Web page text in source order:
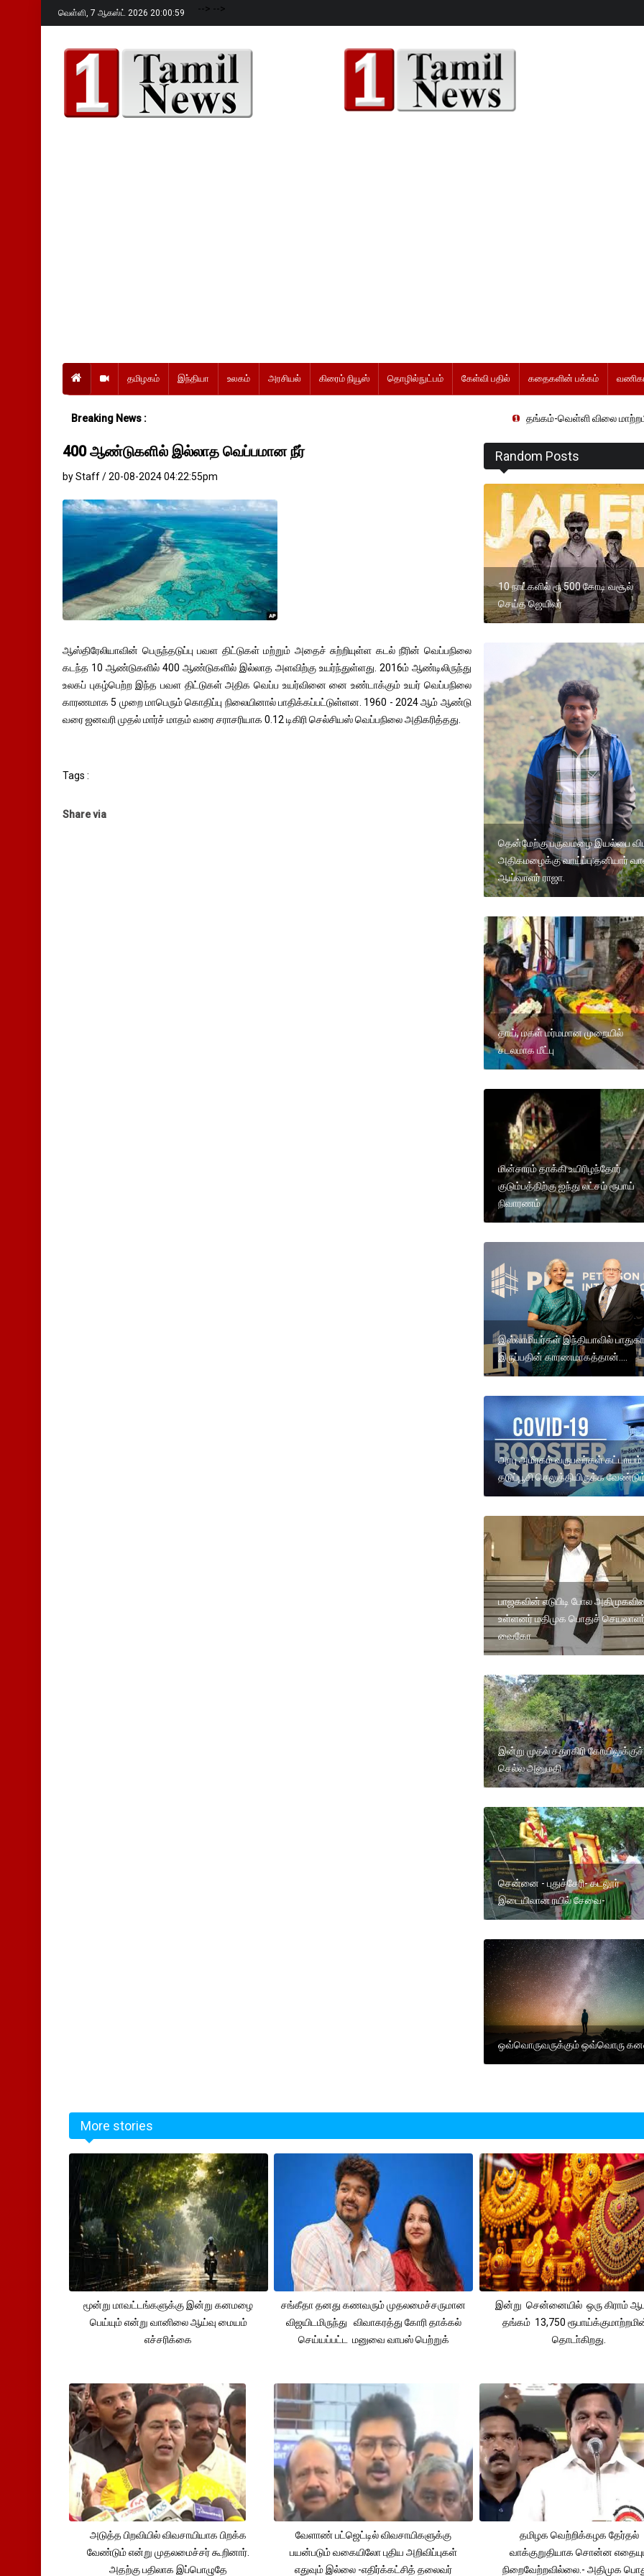
வெள்ளி, 7 ஆகஸ்ட் 2026 20:01:00 --> -->
தமிழகம் இந்தியா உலகம் அரசியல் கிரைம் நியூஸ் தொழில்நுட்பம் கேள்வி பதில் கதைகளின் பக்கம்
Breaking News : தங்கம்-வெள்ளி விலை
400 ஆண்டுகளில் இல்லாத வெப்பமான நீர்
by Staff / 20-08-2024 04:22:55pm
ஆஸ்திரேலியாவின் பெருந்தடுப்பு பவள திட்டுகள் மற்றும் அதைச் சுற்றியுள்ள கடல் நீரின் வெப்பநிலை
கடந்த 10 ஆண்டுகளில் 400 ஆண்டுகளில் இல்லாத அளவிற்கு உயர்ந்துள்ளது. 2016ம் ஆண்டிலிருந்து
உலகப் புகழ்பெற்ற இந்த பவள திட்டுகள் அதிக வெப்ப உயர்வினை னை உண்டாக்கும் உயர் வெப்பநிலை
காரணமாக 5 முறை மாபெரும் கொதிப்பு நிலையினால் பாதிக்கப்பட்டுள்ளன. 1960 - 2024 ஆம் ஆண்டு
வரை ஜனவரி முதல் மார்ச் மாதம் வரை சராசரியாக 0.12 டிகிரி செல்சியஸ் வெப்பநிலை அதிகரித்தது.
Tags :
Share via
Random Posts
10 நாட்களில் ரூ.500 கோடி வசூல்
செய்த ஜெயிலர்
தென்மேற்கு பருவமழை இயல்பை
அதிகமழைக்கு வாய்ப்பு:தனியார்
ஆய்வாளர் ராஜா.
தாய், மகள் மர்மமான முறையில்
சடலமாக மீட்பு
மின்சாரம் தாக்கி உயிரிழந்தோர்
குடும்பத்திற்கு ஐந்து லட்சம் ரூபாய்
நிவாரணம்
இஸ்லாமியர்கள் இந்தியாவில்
இருப்பதின் காரணமாகத்தான்....
அரபு அமீரகம் வருபவர்கள் கட்டாயம்
தடுப்பூசி செலுத்தியிருக்க
பாஜகவின் எடுபிடி போல
உள்ளனர் மதிமுக பொதுச்
வைகோ
இன்று முதல் சதுரகிரி கோயிலுக்குச்
செல்ல அனுமதி
சென்னை - புதுச்சேரி- கடலூர்
இடையிலான ரயில் சேவை-
ஒவ்வொருவருக்கும் ஒவ்வொரு
More stories
மூன்று மாவட்டங்களுக்கு இன்று கனமழை
பெய்யும் என்று வானிலை ஆய்வு மையம்
எச்சரிக்கை
சங்கீதா தனது கணவரும் முதலமைச்சருமான
விஜயிடமிருந்து விவாகரத்து கோரி தாக்கல்
செய்யப்பட்ட மனுவை வாபஸ் பெற்றுக்
இன்று சென்னையில் ஒரு கிராம்
தங்கம் 13,750
தொடா்கிறது.
அடுத்த பிறவியில் விவசாயியாக பிறக்க
வேண்டும் என்று முதலமைச்சர் கூறினார்.
அதற்கு பதிலாக இப்பொழுதே
வேளாண் பட்ஜெட்டில் விவசாயிகளுக்கு
பயன்படும் வகையிலோ புதிய அறிவிப்புகள்
எதுவும் இல்லை -எதிர்க்கட்சித் தலைவர்
தமிழக வெற்றிக்கழக தேர்தல்
வாக்குறுதியாக சொன்ன
நிறைவேற்றவில்லை.- அதிமுக